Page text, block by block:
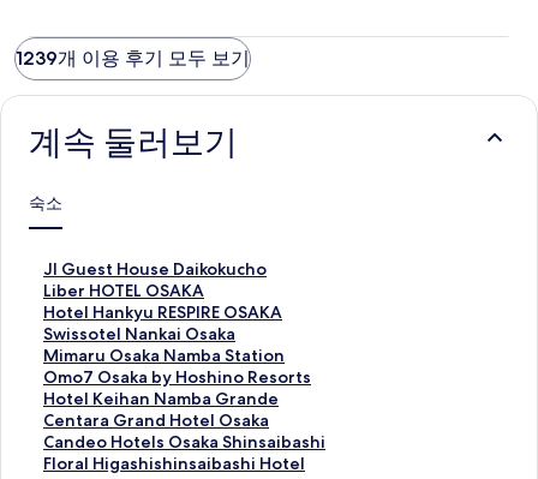
1239개 이용 후기 모두 보기
계속 둘러보기
숙소
Jl Guest House Daikokucho
J
l
G
u
e
s
t
H
o
u
Liber HOTEL OSAKA
L
i
b
e
r
H
O
T
E
Hotel Hankyu RESPIRE OSAKA
H
o
t
e
l
H
a
n
Swissotel Nankai Osaka
S
w
i
s
s
o
t
Mimaru Osaka Namba Station
M
i
m
a
r
u
Omo7 Osaka by Hoshino Resorts
O
m
o
7
O
Hotel Keihan Namba Grande
H
o
t
e
Centara Grand Hotel Osaka
C
e
n
Candeo Hotels Osaka Shinsaibashi
C
a
Floral Higashishinsaibashi Hotel
F